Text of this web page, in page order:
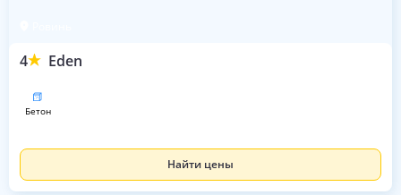
4 Eden
бетон
Найти цены